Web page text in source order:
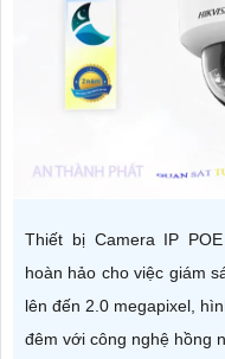
Thiết bị Camera IP
hoàn hảo cho việc giám
lên đến 2.0 megapixel,
đêm với công nghệ hồng